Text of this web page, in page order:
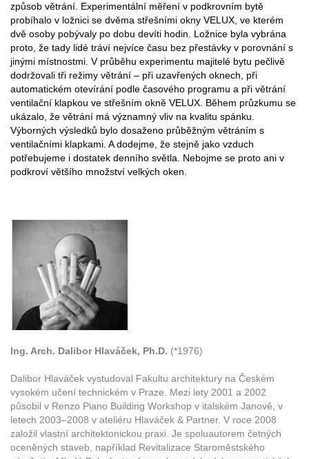
způsob větrání. Experimentální měření v podkrovním bytě
probíhalo v ložnici se dvěma střešními okny VELUX, ve kterém
dvě osoby pobývaly po dobu devíti hodin. Ložnice byla vybrána
proto, že tady lidé tráví nejvíce času bez přestávky v porovnání s
jinými místnostmi. V průběhu experimentu majitelé bytu pečlivě
dodržovali tři režimy větrání – při uzavřených oknech, při
automatickém otevírání podle časového programu a při větrání
ventilační klapkou ve střešním okně VELUX. Během průzkumu se
ukázalo, že větrání má významný vliv na kvalitu spánku.
Výborných výsledků bylo dosaženo průběžným větráním s
ventilačními klapkami. A dodejme, že stejně jako vzduch
potřebujeme i dostatek denního světla. Nebojme se proto ani v
podkroví většího množství velkých oken.
Ing. Arch. Dalibor Hlaváček, Ph.D. (*1976)
Dalibor Hlaváček vystudoval Fakultu architektury na Českém
vysokém učení technickém v Praze. Mezi lety 2001 a 2002
působil v Renzo Piano Building Workshop v italském Janově, v
letech 2003–2008 v ateliéru Hlaváček & Partner. V roce 2008
založil vlastní architektonickou praxi. Je spoluautorem četných
oceněných staveb, například Revitalizace Staroměstského